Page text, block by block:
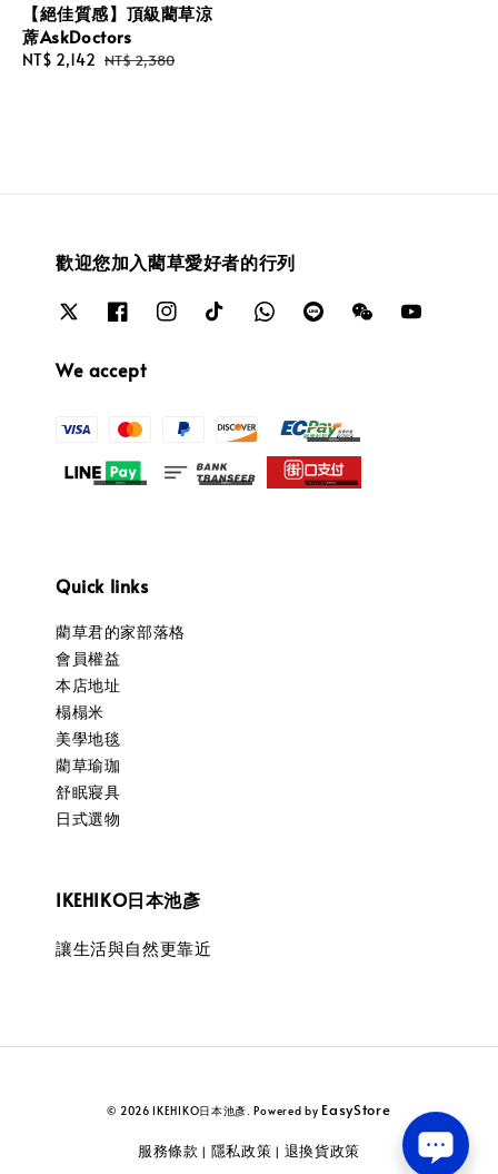
【絕佳質感】頂級藺草涼
蓆AskDoctors
Sale
NT$ 2,142 Regular
NT$ 2,380
歡迎您加入藺草愛好者的行列
We accept
Quick links
藺草君的家部落格
會員權益
本店地址
榻榻米
美學地毯
藺草瑜珈
舒眠寢具
日式選物
IKEHIKO日本池彥
讓生活與自然更靠近
© 2026 IKEHIKO日本池彥. Powered by EasyStore
服務條款 | 隱私政策 | 退換貨政策